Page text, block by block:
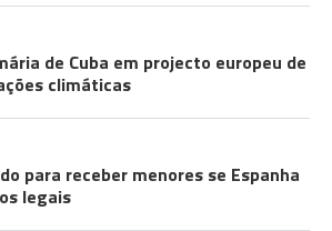
de Cuba em projecto europeu de
climáticas
para receber menores se Espanha
legais